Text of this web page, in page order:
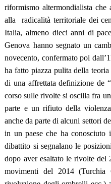
riformismo altermondialista
alla radicalità territoriale dei
Italia, almeno dieci anni di
Genova hanno segnato un
novecento, confermato poi
ha fatto piazza pulita della
di una affrettata definizione de
corso sulle rivolte si oscilla fra
parte e un rifiuto della
anche da parte di alcuni settori
in un paese che ha conosciuto
dibattito si segnalano le
dopo aver esaltato le rivolte del
movimenti del 2014